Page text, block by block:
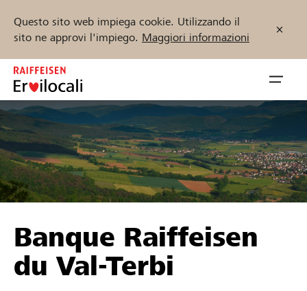
Questo sito web impiega cookie. Utilizzando il
sito ne approvi l'impiego. Maggiori informazioni
Zum
Inhalt
springen
öffnen
Sostenere
Aiuto & supporto
Trova progetti e organizzazioni
Inizia ora
Banque Raiffeisen
du Val-Terbi